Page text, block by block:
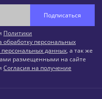
Подписаться
Политики
обработку персональных
данных, а так же
размещенными на сайте
Согласия на получение